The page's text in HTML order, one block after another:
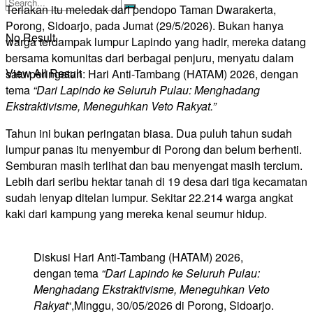
No Result
View All Result
Teriakan itu meledak dari pendopo Taman Dwarakerta,
Porong, Sidoarjo, pada Jumat (29/5/2026). Bukan hanya
warga terdampak lumpur Lapindo yang hadir, mereka datang
bersama komunitas dari berbagai penjuru, menyatu dalam
satu peringatan: Hari Anti-Tambang (HATAM) 2026, dengan
tema “Dari Lapindo ke Seluruh Pulau: Menghadang
Ekstraktivisme, Meneguhkan Veto Rakyat.”
Tahun ini bukan peringatan biasa. Dua puluh tahun sudah
lumpur panas itu menyembur di Porong dan belum berhenti.
Semburan masih terlihat dan bau menyengat masih tercium.
Lebih dari seribu hektar tanah di 19 desa dari tiga kecamatan
sudah lenyap ditelan lumpur. Sekitar 22.214 warga angkat
kaki dari kampung yang mereka kenal seumur hidup.
Diskusi Hari Anti-Tambang (HATAM) 2026,
dengan tema “Dari Lapindo ke Seluruh Pulau:
Menghadang Ekstraktivisme, Meneguhkan Veto
Rakyat“,Minggu, 30/05/2026 di Porong, Sidoarjo.